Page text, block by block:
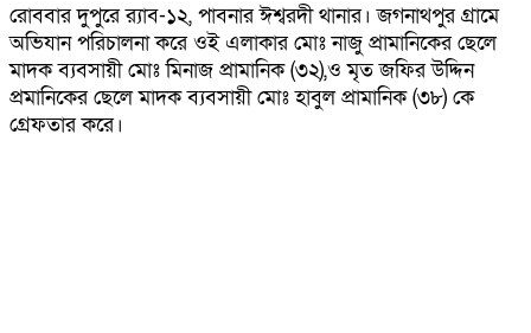
রোববার দুপুরে র‍্যাব-১২, পাবনার ঈশ্বরদী থানার। জগনাথপুর গ্রামে
অভিযান পরিচালনা করে ওই এলাকার মোঃ নাজু প্রামানিকের ছেলে
মাদক ব্যবসায়ী মোঃ মিনাজ প্রামানিক (৩২),ও মৃত জফির উদ্দিন
প্রমানিকের ছেলে মাদক ব্যবসায়ী মোঃ হাবুল প্রামানিক (৩৮) কে
গ্রেফতার করে।